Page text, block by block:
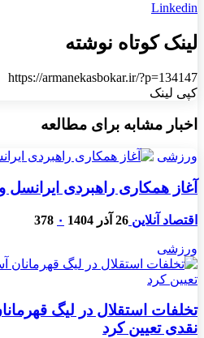
Linkedin
لینک کوتاه نوشته
https://armanekasbokar.ir/?p=134147
کپی لینک
اخبار مشابه برای مطالعه
ورزشی
آغاز همکاری راهبردی ایرانسل
اقتصاد آنلاین 26 آذر 1404 ۰ 378
ورزشی
نقدی تعیین کرد